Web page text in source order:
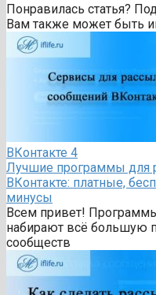
Понравилась статья?
Вам также может быть
ВКонтакте 4
Лучшие программы для
ВКонтакте: платные,
минусы
Всем привет!
набирают всё большую
сообществ